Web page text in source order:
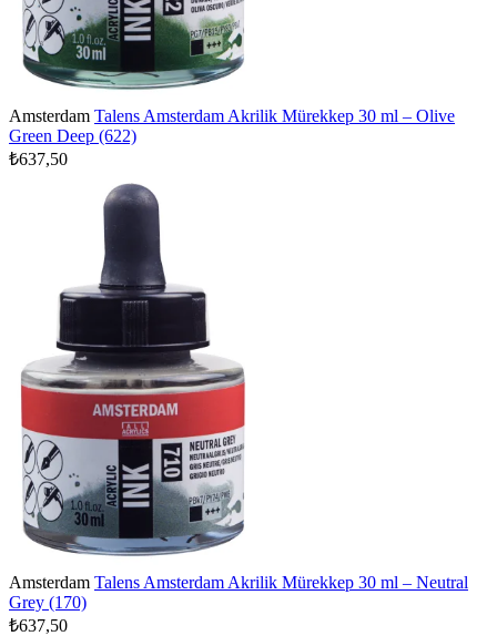
Amsterdam Talens Amsterdam Akrilik Mürekkep 30 ml – Olive
Green Deep (622)
₺637,50
Amsterdam Talens Amsterdam Akrilik Mürekkep 30 ml – Neutral
Grey (170)
₺637,50